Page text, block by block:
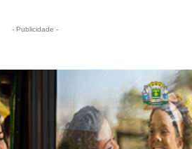
- Publicidade -